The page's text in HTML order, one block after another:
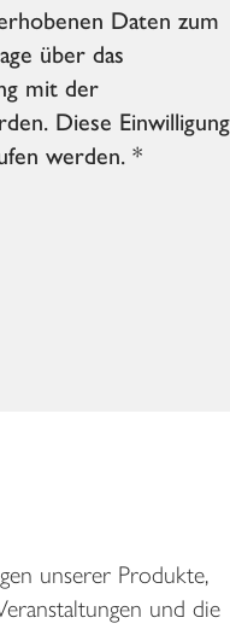
Daten zum
über das
mit der
Diese Einwilligung
werden. *
unserer Produkte,
und die